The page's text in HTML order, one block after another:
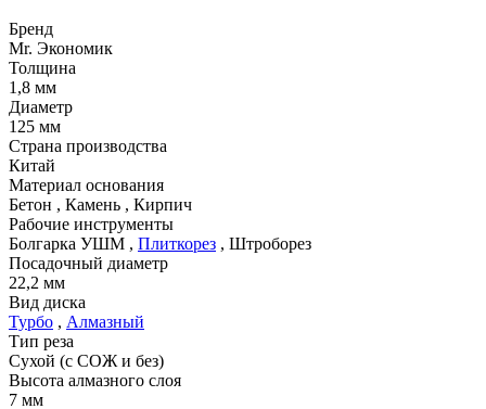
Бренд
Mr. Экономик
Толщина
1,8 мм
Диаметр
125 мм
Страна производства
Китай
Материал основания
Бетон , Камень , Кирпич
Рабочие инструменты
Болгарка УШМ , Плиткорез , Штроборез
Посадочный диаметр
22,2 мм
Вид диска
Турбо , Алмазный
Тип реза
Сухой (с СОЖ и без)
Высота алмазного слоя
7 мм